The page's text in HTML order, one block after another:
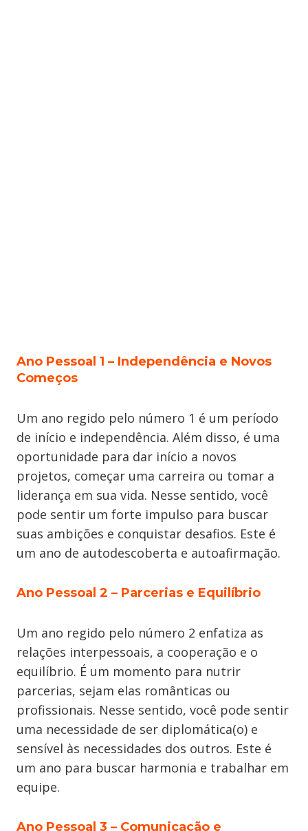
Ano Pessoal 1 – Independência e Novos
Começos
Um ano regido pelo número 1 é um período
de início e independência. Além disso, é uma
oportunidade para dar início a novos
projetos, começar uma carreira ou tomar a
liderança em sua vida. Nesse sentido, você
pode sentir um forte impulso para buscar
suas ambições e conquistar desafios. Este é
um ano de autodescoberta e autoafirmação.
Ano Pessoal 2 – Parcerias e Equilíbrio
Um ano regido pelo número 2 enfatiza as
relações interpessoais, a cooperação e o
equilíbrio. É um momento para nutrir
parcerias, sejam elas românticas ou
profissionais. Nesse sentido, você pode sentir
uma necessidade de ser diplomática(o) e
sensível às necessidades dos outros. Este é
um ano para buscar harmonia e trabalhar em
equipe.
Ano Pessoal 3 – Comunicação e